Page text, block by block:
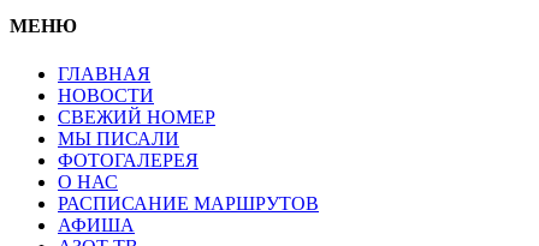
МЕНЮ
ГЛАВНАЯ
НОВОСТИ
СВЕЖИЙ НОМЕР
МЫ ПИСАЛИ
ФОТОГАЛЕРЕЯ
О НАС
РАСПИСАНИЕ МАРШРУТОВ
АФИША